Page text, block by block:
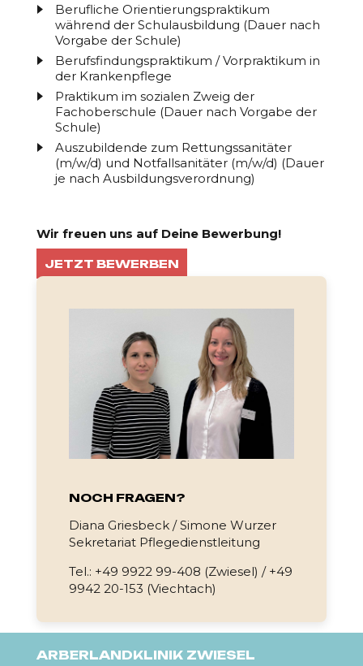
Berufliche Orientierungspraktikum
während der Schulausbildung (Dauer nach
Vorgabe der Schule)
Berufsfindungspraktikum / Vorpraktikum in
der Krankenpflege
Praktikum im sozialen Zweig der
Fachoberschule (Dauer nach Vorgabe der
Schule)
Auszubildende zum Rettungssanitäter
(m/w/d) und Notfallsanitäter (m/w/d) (Dauer
je nach Ausbildungsverordnung)
Wir freuen uns auf Deine Bewerbung!
JETZT BEWERBEN
NOCH FRAGEN?
Diana Griesbeck / Simone Wurzer
Sekretariat Pflegedienstleitung
Tel.: +49 9922 99-408 (Zwiesel) / +49
9942 20-153 (Viechtach)
ARBERLANDKLINIK ZWIESEL